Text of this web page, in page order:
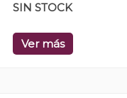
SIN STOCK
Ver más